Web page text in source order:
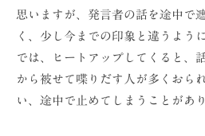
思いますが、発言者の話を途中で
く、少し今までの印象と違うよう
では、ヒートアップしてくると、
から被せて喋りだす人が多くおら
い、途中で止めてしまうことがあ